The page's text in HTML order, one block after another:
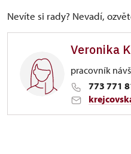
Nevíte si rady? Nevadí,
Veronika
pracovník
773 771